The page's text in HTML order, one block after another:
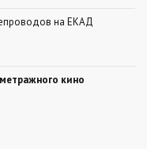
на ЕКАД
кино